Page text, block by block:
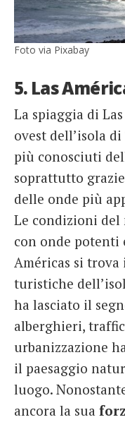
Foto via Pixabay
5. Las
La spiaggia di
ovest dell’isola
più conosciuti
soprattutto
delle onde più
Le condizioni del
con onde potenti
Américas si
turistiche
ha lasciato il
alberghieri,
urbanizzazione
il paesaggio
luogo.
ancora la sua